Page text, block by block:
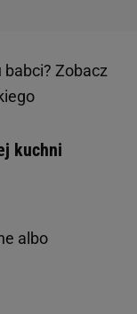
babci? Zobacz
kuchni
albo